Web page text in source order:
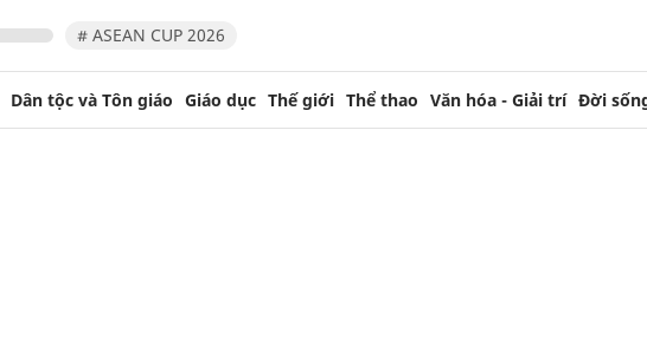
# ASEAN CUP 2026
Dân tộc và Tôn giáo Giáo dục Thế giới Thể thao Văn hóa - Giải trí Đời